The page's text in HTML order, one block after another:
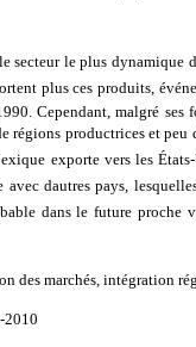
le plus dynamique
plus ces produits,
Cependant, malgré
régions productrices et
exporte vers les
dautres pays,
dans le future
des marchés, intégration
2010